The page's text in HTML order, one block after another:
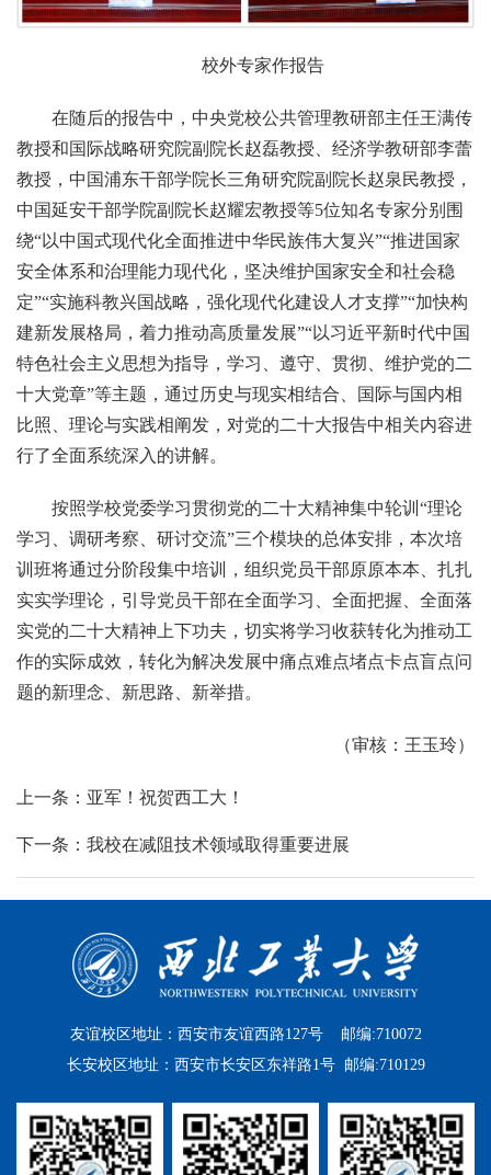
校外专家作报告
在随后的报告中，中央党校公共管理教研部主任王满传
教授和国际战略研究院副院长赵磊教授、经济学教研部李蕾
教授，中国浦东干部学院长三角研究院副院长赵泉民教授，
中国延安干部学院副院长赵耀宏教授等5位知名专家分别围
绕“以中国式现代化全面推进中华民族伟大复兴”“推进国家
安全体系和治理能力现代化，坚决维护国家安全和社会稳
定”“实施科教兴国战略，强化现代化建设人才支撑”“加快构
建新发展格局，着力推动高质量发展”“以习近平新时代中国
特色社会主义思想为指导，学习、遵守、贯彻、维护党的二
十大党章”等主题，通过历史与现实相结合、国际与国内相
比照、理论与实践相阐发，对党的二十大报告中相关内容进
行了全面系统深入的讲解。
按照学校党委学习贯彻党的二十大精神集中轮训“理论
学习、调研考察、研讨交流”三个模块的总体安排，本次培
训班将通过分阶段集中培训，组织党员干部原原本本、扎扎
实实学理论，引导党员干部在全面学习、全面把握、全面落
实党的二十大精神上下功夫，切实将学习收获转化为推动工
作的实际成效，转化为解决发展中痛点难点堵点卡点盲点问
题的新理念、新思路、新举措。
（审核：王玉玲）
上一条：亚军！祝贺西工大！
下一条：我校在减阻技术领域取得重要进展
友谊校区地址：西安市友谊西路127号 邮编:710072
长安校区地址：西安市长安区东祥路1号 邮编:710129